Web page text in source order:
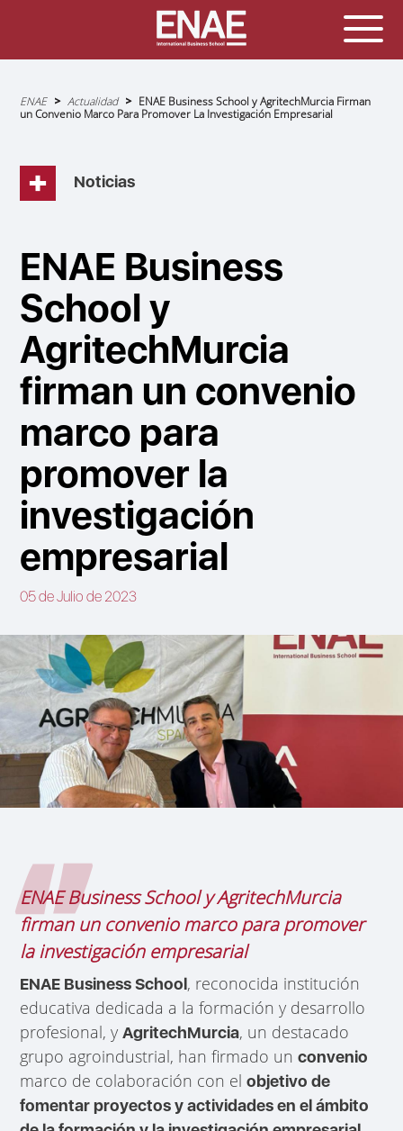
Sobrescribir
enlaces
de
navegación
ENAE Actualidad
ENAE Business School y AgritechMurcia Firman
un Convenio Marco Para Promover La Investigación Empresarial
Noticias
ENAE Business
School y
AgritechMurcia
firman un convenio
marco para
promover la
investigación
empresarial
05 de Julio de 2023
ENAE Business School y AgritechMurcia
firman un convenio marco para promover
la investigación empresarial
ENAE Business School, reconocida institución
educativa dedicada a la formación y desarrollo
profesional, yAgritechMurcia, un destacado
grupo agroindustrial, han firmado unconvenio
marco de colaboración con elobjetivo de
fomentar proyectos y actividades en el ámbito